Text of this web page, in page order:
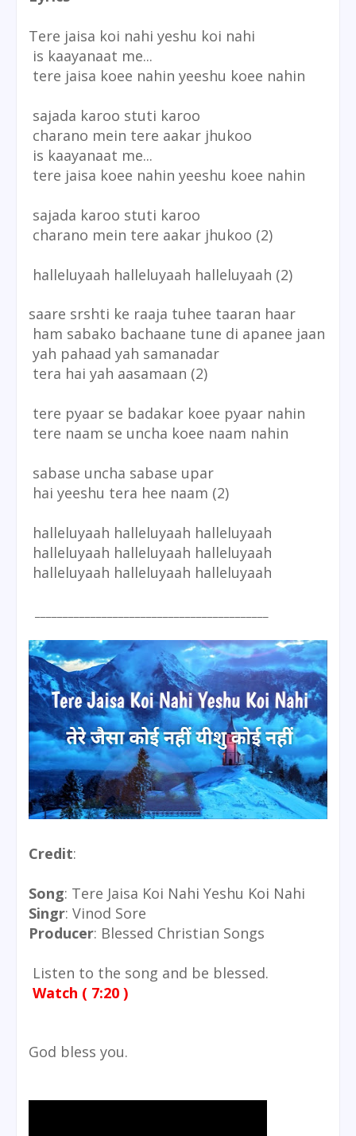
Tere jaisa koi nahi yeshu koi nahi
is kaayanaat me...
tere jaisa koee nahin yeeshu koee nahin
sajada karoo stuti karoo
charano mein tere aakar jhukoo
is kaayanaat me...
tere jaisa koee nahin yeeshu koee nahin
sajada karoo stuti karoo
charano mein tere aakar jhukoo (2)
halleluyaah halleluyaah halleluyaah (2)
saare srshti ke raaja tuhee taaran haar
ham sabako bachaane tune di apanee jaan
yah pahaad yah samanadar
tera hai yah aasamaan (2)
tere pyaar se badakar koee pyaar nahin
tere naam se uncha koee naam nahin
sabase uncha sabase upar
hai yeeshu tera hee naam (2)
halleluyaah halleluyaah halleluyaah
halleluyaah halleluyaah halleluyaah
halleluyaah halleluyaah halleluyaah
Credit:
Song: Tere Jaisa Koi Nahi Yeshu Koi Nahi
Singr: Vinod Sore
Producer: Blessed Christian Songs
Listen to the song and be blessed.
Watch ( 7:20 )
God bless you.